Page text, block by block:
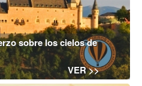
sobre los cielos de
VER >>